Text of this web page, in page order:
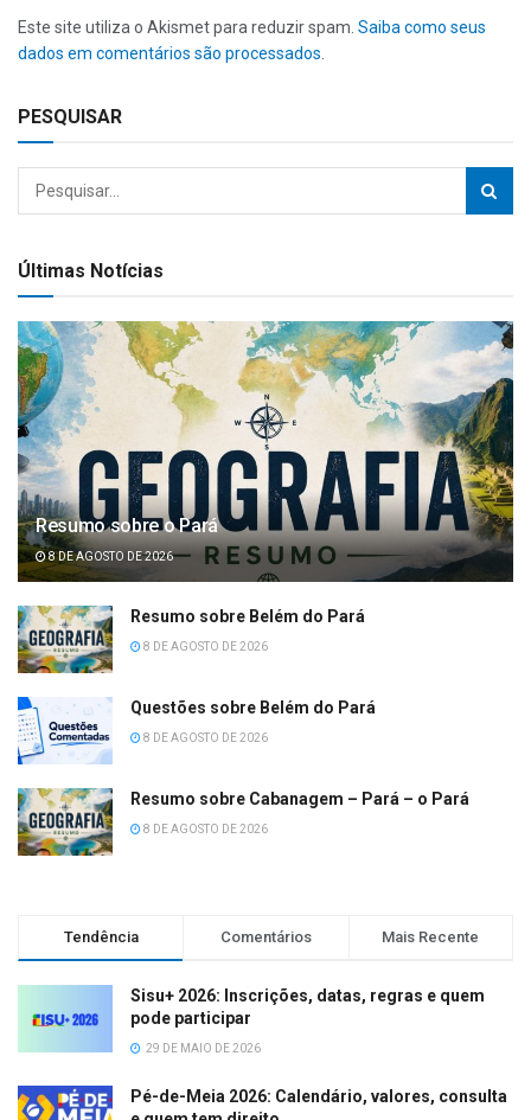
Este site utiliza o Akismet para reduzir spam. Saiba como seus
dados em comentários são processados.
PESQUISAR
Últimas Notícias
Resumo sobre o Pará
8 DE AGOSTO DE 2026
Resumo sobre Belém do Pará
8 DE AGOSTO DE 2026
Questões sobre Belém do Pará
8 DE AGOSTO DE 2026
Resumo sobre Cabanagem – Pará – o Pará
8 DE AGOSTO DE 2026
Tendência Comentários Mais Recente
Sisu+ 2026: Inscrições, datas, regras e quem
pode participar
29 DE MAIO DE 2026
Pé-de-Meia 2026: Calendário, valores, consulta